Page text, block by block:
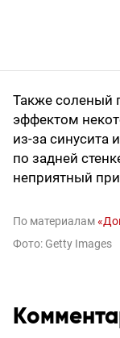
Также соленый
эффектом
из-за синусита
по задней
неприятный
По материалам
Фото: Getty Images